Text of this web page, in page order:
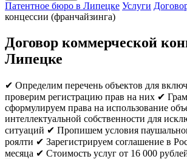
Патентное бюро в Липецке Услуги
концессии (франчайзинга)
Договор коммерческой
Липецке
✔ Определим перечень объектов для
проверим регистрацию прав на них ✔
сформулируем права на использование
интеллектуальной собственности для
ситуаций ✔ Пропишем условия
роялти ✔ Зарегистрируем соглашение в
месяца ✔ Стоимость услуг от 16 000